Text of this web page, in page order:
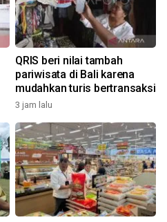
QRIS beri nilai tambah
pariwisata di Bali karena
mudahkan turis bertransaksi
3 jam lalu